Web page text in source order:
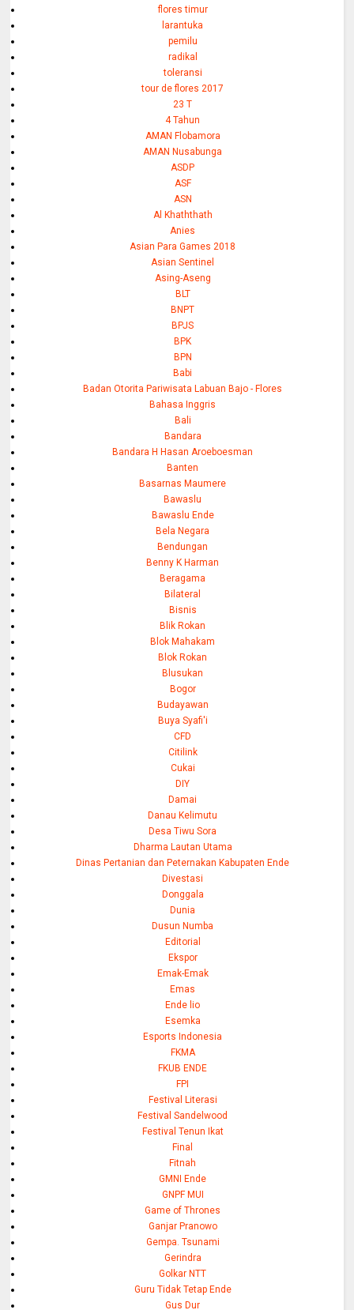
flores timur
larantuka
pemilu
radikal
toleransi
tour de flores 2017
23 T
4 Tahun
AMAN Flobamora
AMAN Nusabunga
ASDP
ASF
ASN
Al Khaththath
Anies
Asian Para Games 2018
Asian Sentinel
Asing-Aseng
BLT
BNPT
BPJS
BPK
BPN
Babi
Badan Otorita Pariwisata Labuan Bajo - Flores
Bahasa Inggris
Bali
Bandara
Bandara H Hasan Aroeboesman
Banten
Basarnas Maumere
Bawaslu
Bawaslu Ende
Bela Negara
Bendungan
Benny K Harman
Beragama
Bilateral
Bisnis
Blik Rokan
Blok Mahakam
Blok Rokan
Blusukan
Bogor
Budayawan
Buya Syafi'i
CFD
Citilink
Cukai
DIY
Damai
Danau Kelimutu
Desa Tiwu Sora
Dharma Lautan Utama
Dinas Pertanian dan Peternakan Kabupaten Ende
Divestasi
Donggala
Dunia
Dusun Numba
Editorial
Ekspor
Emak-Emak
Emas
Ende lio
Esemka
Esports Indonesia
FKMA
FKUB ENDE
FPI
Festival Literasi
Festival Sandelwood
Festival Tenun Ikat
Final
Fitnah
GMNI Ende
GNPF MUI
Game of Thrones
Ganjar Pranowo
Gempa. Tsunami
Gerindra
Golkar NTT
Guru Tidak Tetap Ende
Gus Dur